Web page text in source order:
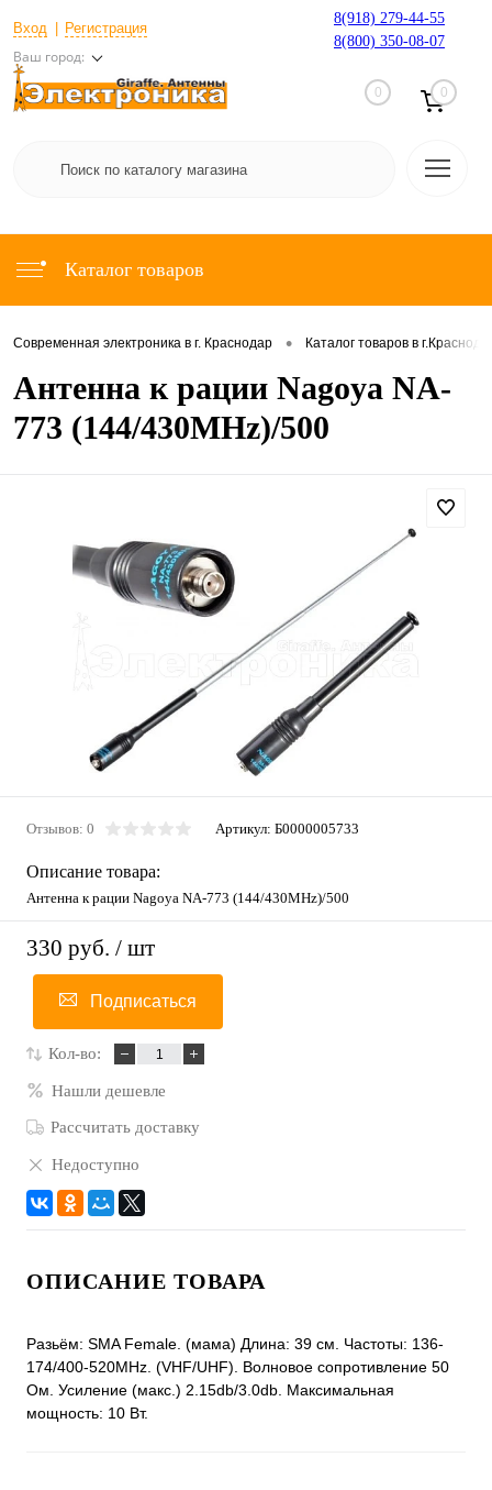
Вход Регистрация
Ваш город:
8(918) 279-44-55
8(800) 350-08-07
0 0
Каталог товаров
Современная электроника в г. Краснодар • Каталог товаров в
Антенна к рации Nagoya NA-
773 (144/430MHz)/500
Отзывов: 0 Артикул: Б0000005733
Описание товара:
Антенна к рации Nagoya NA-773 (144/430MHz)/500
330 руб. / шт
Подписаться
Кол-во:
Нашли дешевле
Рассчитать доставку
Недоступно
ОПИСАНИЕ ТОВАРА
Разьём: SMA Female. (мама) Длина: 39 см. Частоты: 136-
174/400-520MHz. (VHF/UHF). Волновое сопротивление 50
Ом. Усиление (макс.) 2.15db/3.0db. Максимальная
мощность: 10 Вт.